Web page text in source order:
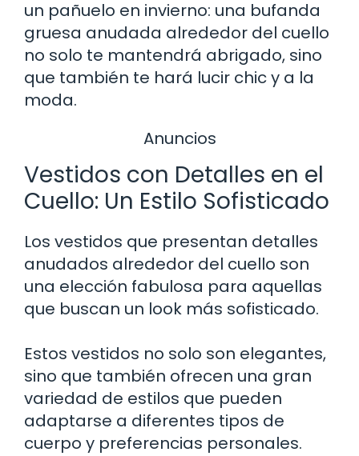
un pañuelo en invierno: una bufanda
gruesa anudada alrededor del cuello
no solo te mantendrá abrigado, sino
que también te hará lucir chic y a la
moda.
Anuncios
Vestidos con Detalles en el
Cuello: Un Estilo Sofisticado
Los vestidos que presentan detalles
anudados alrededor del cuello son
una elección fabulosa para aquellas
que buscan un look más sofisticado.
Estos vestidos no solo son elegantes,
sino que también ofrecen una gran
variedad de estilos que pueden
adaptarse a diferentes tipos de
cuerpo y preferencias personales.